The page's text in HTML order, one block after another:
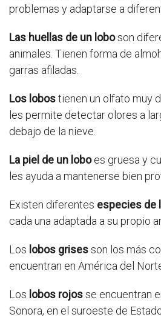
problemas y adaptarse a
Las huellas de un loboson
animales. Tienen forma de
garras afiladas.
Los lobostienen un olfato muy
les permite detectar olores a
debajo de la nieve.
La piel de un loboes gruesa y
les ayuda a mantenerse bien
Existen diferentes especies de
cada una adaptada a su propio
Los lobos grisesson los más
encuentran en América del
Los lobos rojosse encuentran
Sonora, en el suroeste de